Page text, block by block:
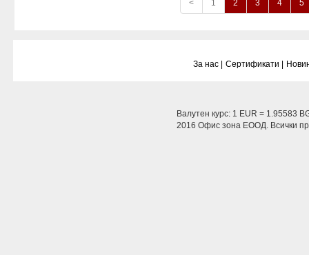
< 1 2 3 4 5
За нас | Сертификати |
Валутен курс: 1 EUR = 1.95583
2016 Офис зона ЕООД. Всички